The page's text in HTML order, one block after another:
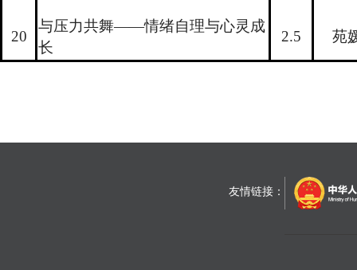
20
与压力共舞——情绪自理与心灵成
长
2.5 苑
友情链接：